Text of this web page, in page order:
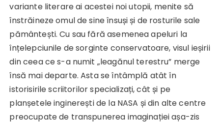
variante literare ai acestei noi utopii, menite să
înstrăineze omul de sine însuși și de rosturile sale
pământești. Cu sau fără asemenea apeluri la
înțelepciunile de sorginte conservatoare, visul ieșirii
din ceea ce s-a numit „leagănul terestru” merge
însă mai departe. Asta se întâmplă atât în
istorisirile scriitorilor specializați, cât și pe
planșetele inginerești de la NASA și din alte centre
preocupate de transpunerea imaginației așa-zis